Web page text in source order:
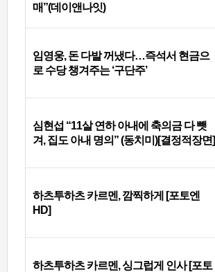
매”(데이앤나잇)
임영웅, 돈 다발 꺼냈다…즉석서 현금으
로 수당 챙겨주는 ‘구단주’
심현섭 “11살 연하 아내에 축의금 다 뺏
겨, 집도 아내 명의” (동치미)[결정적장면]
하츠투하츠 카르멘, 깜찍하게 [포토엔
HD]
하츠투하츠 카르멘, 싱그럽게 인사 [포토